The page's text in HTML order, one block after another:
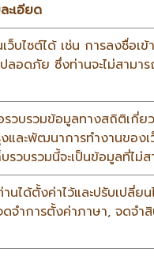
ะเอียด
บไซต์ได้ เช่น การลงชื่อเข้
ลอดภัย ซึ่งท่านจะไม่สามา
รวบรวมข้อมูลทางสถิติเกี่
และพัฒนาการทำงานขอ
วบรวมนี้จะเป็นข้อมูลที่ไม่
นได้ตั้งค่าไว้และปรับเปลี่
จำการตั้งค่าภาษา, จดจำ